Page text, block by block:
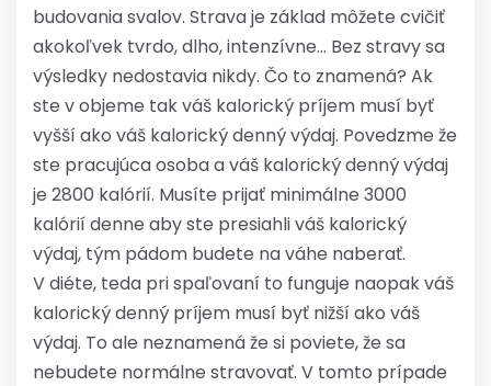
budovania svalov. Strava je základ môžete cvičiť
akokoľvek tvrdo, dlho, intenzívne… Bez stravy sa
výsledky nedostavia nikdy. Čo to znamená? Ak
ste v objeme tak váš kalorický príjem musí byť
vyšší ako váš kalorický denný výdaj. Povedzme že
ste pracujúca osoba a váš kalorický denný výdaj
je 2800 kalórií. Musíte prijať minimálne 3000
kalórií denne aby ste presiahli váš kalorický
výdaj, tým pádom budete na váhe naberať.
V diéte, teda pri spaľovaní to funguje naopak váš
kalorický denný príjem musí byť nižší ako váš
výdaj. To ale neznamená že si poviete, že sa
nebudete normálne stravovať. V tomto prípade